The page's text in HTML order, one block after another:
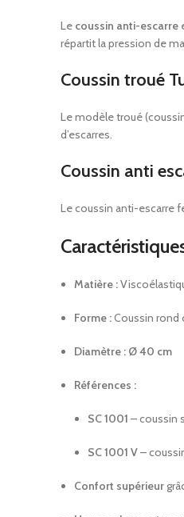
Le coussin anti-escarre
répartit la pression de
Coussin troué
Le modèle troué
d’escarres.
Coussin anti
Le coussin anti-escarre
Matière :
Forme :Coussin rond
Diamètre : Ø 40 cm
Références :
SC 1001 – coussin
SC 1001 V–
Confort supérieur